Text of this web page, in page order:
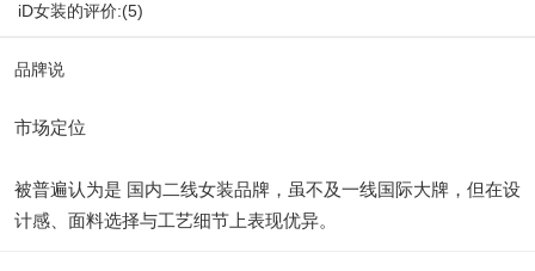
iD女装的评价:(5)
品牌说
市场定位
被普遍认为是 国内二线女装品牌，虽不及一线国际大牌，但在设
计感、面料选择与工艺细节上表现优异。